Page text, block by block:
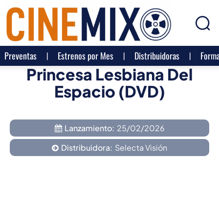
Preventas Estrenos por Mes Distribuidoras
Princesa Lesbiana Del
Espacio (DVD)
Lanzamiento: 25/02/2026
Distribuidora: Selecta Visión